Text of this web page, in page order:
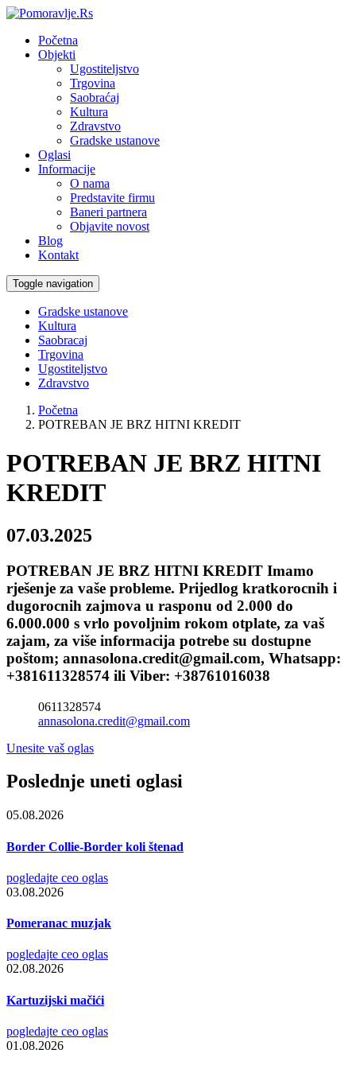
Početna
Objekti
Ugostiteljstvo
Trgovina
Saobraćaj
Kultura
Zdravstvo
Gradske ustanove
Oglasi
Informacije
O nama
Predstavite firmu
Baneri partnera
Objavite novost
Blog
Kontakt
Toggle navigation
Gradske ustanove
Kultura
Saobracaj
Trgovina
Ugostiteljstvo
Zdravstvo
Početna
POTREBAN JE BRZ HITNI KREDIT
POTREBAN JE BRZ HITNI
KREDIT
07.03.2025
POTREBAN JE BRZ HITNI KREDIT Imamo
rješenje za vaše probleme. Prijedlog kratkorocnih i
dugorocnih zajmova u rasponu od 2.000 do
6.000.000 s vrlo povoljnim rokom otplate, za vaš
zajam, za više informacija potrebe su dostupne
poštom; annasolona.credit@gmail.com, Whatsapp:
+381611328574 ili Viber: +38761016038
0611328574
annasolona.credit@gmail.com
Unesite vaš oglas
Poslednje uneti oglasi
05.08.2026
Border Collie-Border koli štenad
pogledajte ceo oglas
03.08.2026
Pomeranac muzjak
pogledajte ceo oglas
02.08.2026
Kartuzijski mačići
pogledajte ceo oglas
01.08.2026